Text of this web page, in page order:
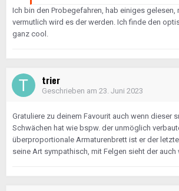
Ich bin den Probegefahren, hab einiges gelesen,
vermutlich wird es der werden. Ich finde den
ganz cool.
trier
Geschrieben am 23. Juni 2023
Gratuliere zu deinem Favourit auch wenn dieser
Schwächen hat wie bspw. der unmöglich
überproportionale Armaturenbrett ist er der
seine Art sympathisch, mit Felgen sieht der auch